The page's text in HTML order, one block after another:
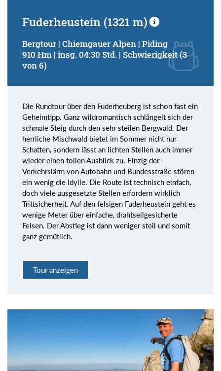
Fuderheustein (1321 m)
Bergtour | Chiemgauer Alpen | Piding
910 Hm | insg. 04:30 Std. | Schwierigkeit (3
von 6)
Die Rundtour über den Fuderheuberg ist schon fast ein
Geheimtipp. Ganz wildromantisch schlängelt sich der
schmale Steig durch den sehr steilen Bergwald. Der
herrliche Mischwald bietet im Sommer nicht nur
Schatten, sondern lässt an lichten Stellen auch immer
wieder einen tollen Ausblick zu. Einzig der
Verkehrslärm von Autobahn und Bundesstraße stören
ein wenig die Idylle. Die Route ist technisch einfach,
doch viele ausgesetzte Stellen erfordern wirklich
Trittsicherheit. Auf den felsigen Fuderheustein geht es
wenige Meter über einfache, drahtseilgesicherte
Felsen. Der Abstieg ist dann weniger steil und somit
ganz gemütlich.
Tour anzeigen